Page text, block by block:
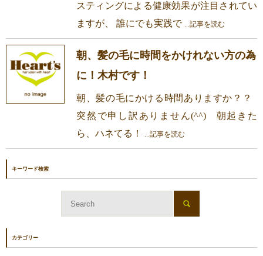
スティングによる健康効果が注目されてい
ますが、 誰にでも実践で ...記事を読む
朝、髪の毛に時間をかけれない方の為
に！木村です！
朝、髪の毛にかける時間ありますか？？
突然で申し訳ありません(^^) 朝起きた
ら、ハネてる！
...記事を読む
キーワード検索
カテゴリー